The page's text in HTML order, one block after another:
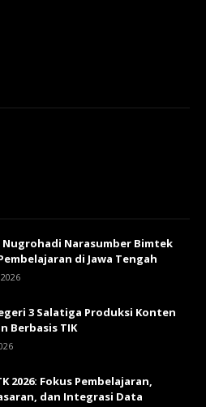
Narasumber Bimtek
di Jawa Tengah
3 Salatiga Produksi Konten
Berbasis TIK
2026: Fokus Pembelajaran,
dan Integrasi Data